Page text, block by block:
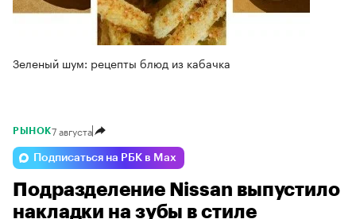
Зеленый шум: рецепты блюд из кабачка
РЫНОК7 августа
Подписаться на РБК в Max
Подразделение Nissan выпустило
накладки на зубы в стиле